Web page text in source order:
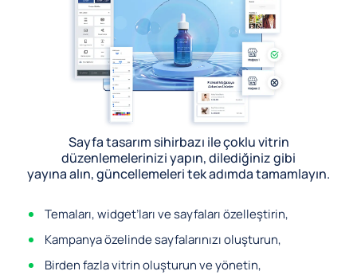
Sayfa tasarım sihirbazı ile çoklu vitrin
düzenlemelerinizi yapın, dilediğiniz gibi
yayına alın, güncellemeleri tek adımda tamamlayın.
Temaları, widget’ları ve sayfaları özelleştirin,
Kampanya özelinde sayfalarınızı oluşturun,
Birden fazla vitrin oluşturun ve yönetin,